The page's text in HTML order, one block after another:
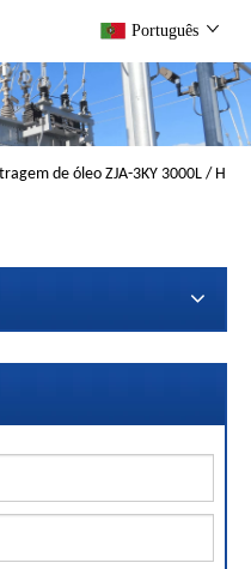
Português
de óleo ZJA-3KY 3000L / H